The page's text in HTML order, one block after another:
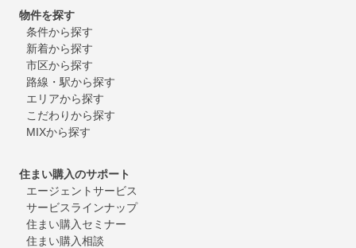
物件を探す
条件から探す
新着から探す
市区から探す
路線・駅から探す
エリアから探す
こだわりから探す
MIXから探す
住まい購入のサポート
エージェントサービス
サービスラインナップ
住まい購入セミナー
住まい購入相談